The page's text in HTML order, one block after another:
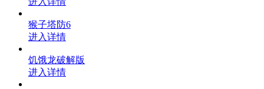
猴子塔防6
进入详情
饥饿龙破解版
进入详情